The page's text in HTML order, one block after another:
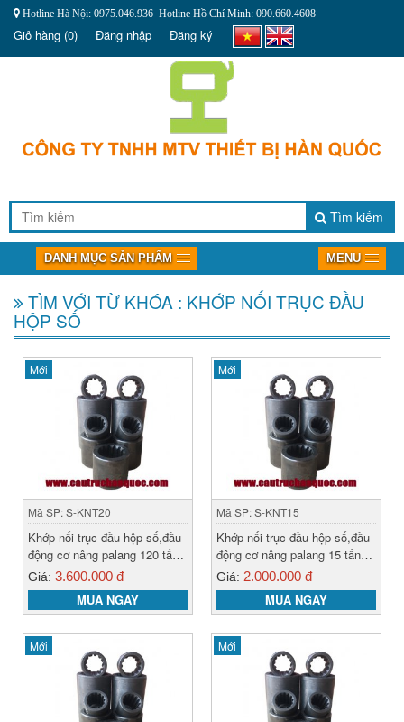
Hotline Hà Nội: 0975.046.936 Hotline Hồ Chí Minh: 090.660.4608
Giỏ hàng (0) Đăng nhập Đăng ký
Tìm kiếm
DANH MỤC SẢN PHẨM MENU
TÌM VỚI TỪ KHÓA : KHỚP NỐI TRỤC ĐẦU
HỘP SỐ
Mới
Mã SP: S-KNT20
Khớp nối trục đầu hộp số,đầu
động cơ nâng palang 120 tấn
hàn quốc
Giá: 3.600.000 đ
MUA NGAY
Mới
Mã SP: S-KNT15
Khớp nối trục đầu hộp số,đầu
động cơ nâng palang 15 tấn
hàn quốc
Giá: 2.000.000 đ
MUA NGAY
Mới Mới